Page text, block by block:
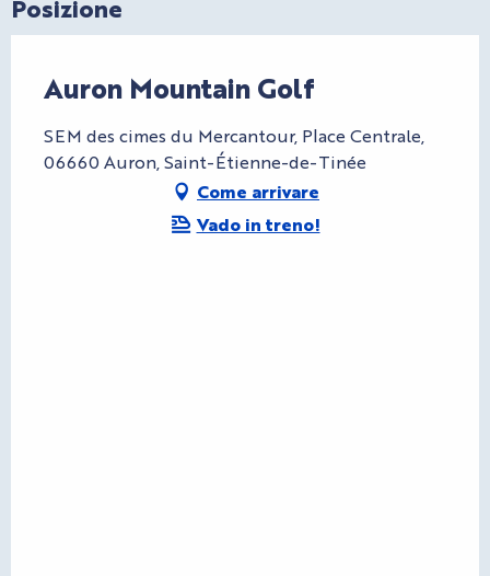
Posizione
Auron Mountain Golf
SEM des cimes du Mercantour, Place Centrale,
06660 Auron, Saint-Étienne-de-Tinée
Come arrivare
Vado in treno!